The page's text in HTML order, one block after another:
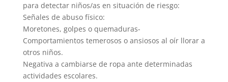
para detectar niños/as en situación de riesgo:
Señales de abuso físico:
Moretones, golpes o quemaduras-
Comportamientos temerosos o ansiosos al oír llorar a
otros niños.
Negativa a cambiarse de ropa ante determinadas
actividades escolares.